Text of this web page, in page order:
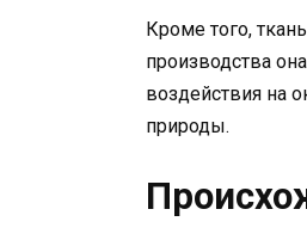
Кроме того,
производства
воздействия на
природы.